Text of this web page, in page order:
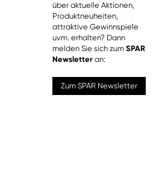
über aktuelle Aktionen,
Produktneuheiten,
attraktive Gewinnspiele
uvm. erhalten? Dann
melden Sie sich zum SPAR
Newsletter an:
Zum SPAR Newsletter